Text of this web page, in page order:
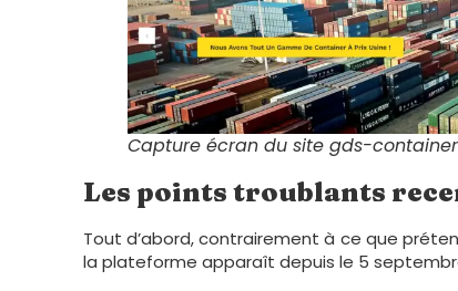
Capture écran du site gds-
Les points troublants
Tout d’abord, contrairement à ce que
la plateforme apparaît depuis le 5